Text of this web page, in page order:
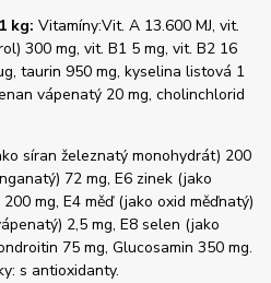
kg: Vitamíny:Vit. A 13.600 MJ, vit.
300 mg, vit. B1 5 mg, vit. B2 16
taurin 950 mg, kyselina listová 1
vápenatý 20 mg, cholinchlorid
síran železnatý monohydrát) 200
72 mg, E6 zinek (jako
mg, E4 měď (jako oxid měďnatý)
2,5 mg, E8 selen (jako
75 mg, Glucosamin 350 mg.
s antioxidanty.